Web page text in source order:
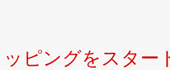
ピングをスター